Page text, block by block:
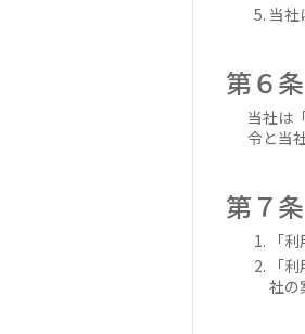
当社
第６
当社は
令と当
第７
「
「
社の